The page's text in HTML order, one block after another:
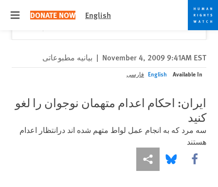
Skip
to
cookie
privacy
notice
Skip
to
main
content
English
DONATE NOW
Would you like to read this page in English?
Close
November 4, 2009 9:41AM EST
| بیانیه مطبوعاتی
Available In
English فارسی
ایران: احکام اعدام متهمان نوجوان را لغو
کنید
سه مرد که به انجام عمل لواط متهم شده اند درانتظار اعدام
هستند
Share this via Facebook
Share this via Bluesky
More sharing options